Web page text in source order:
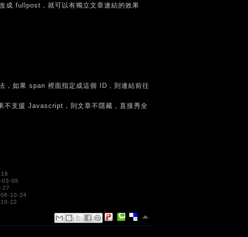
成 fullpost，就可以有獨立文章連結的效果
如果 span 裡面指定成這個 ID，則連結前往
不支援 Javascript，則文章不隱藏，直接秀全
03-05
27
10-24
22